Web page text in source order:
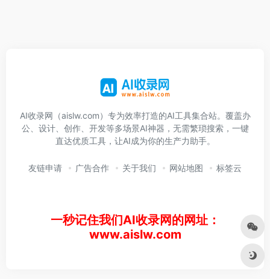
AI收录网（aislw.com）专为效率打造的AI工具集合站。覆盖办
公、设计、创作、开发等多场景AI神器，无需繁琐搜索，一键
直达优质工具，让AI成为你的生产力助手。
友链申请 广告合作 关于我们 网站地图 标签云
一秒记住我们AI收录网的网址：
www.aislw.com